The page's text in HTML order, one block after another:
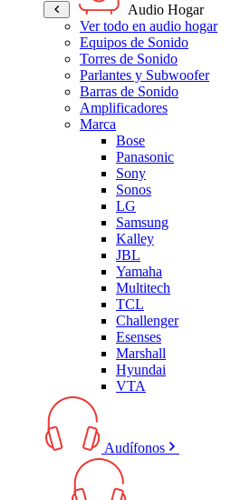
Audio Hogar
Ver todo en audio hogar
Equipos de Sonido
Torres de Sonido
Parlantes y Subwoofer
Barras de Sonido
Amplificadores
Marca
Bose
Panasonic
Sony
Sonos
LG
Samsung
Kalley
JBL
Yamaha
Multitech
TCL
Challenger
Esenses
Marshall
Hyundai
VTA
Audífonos